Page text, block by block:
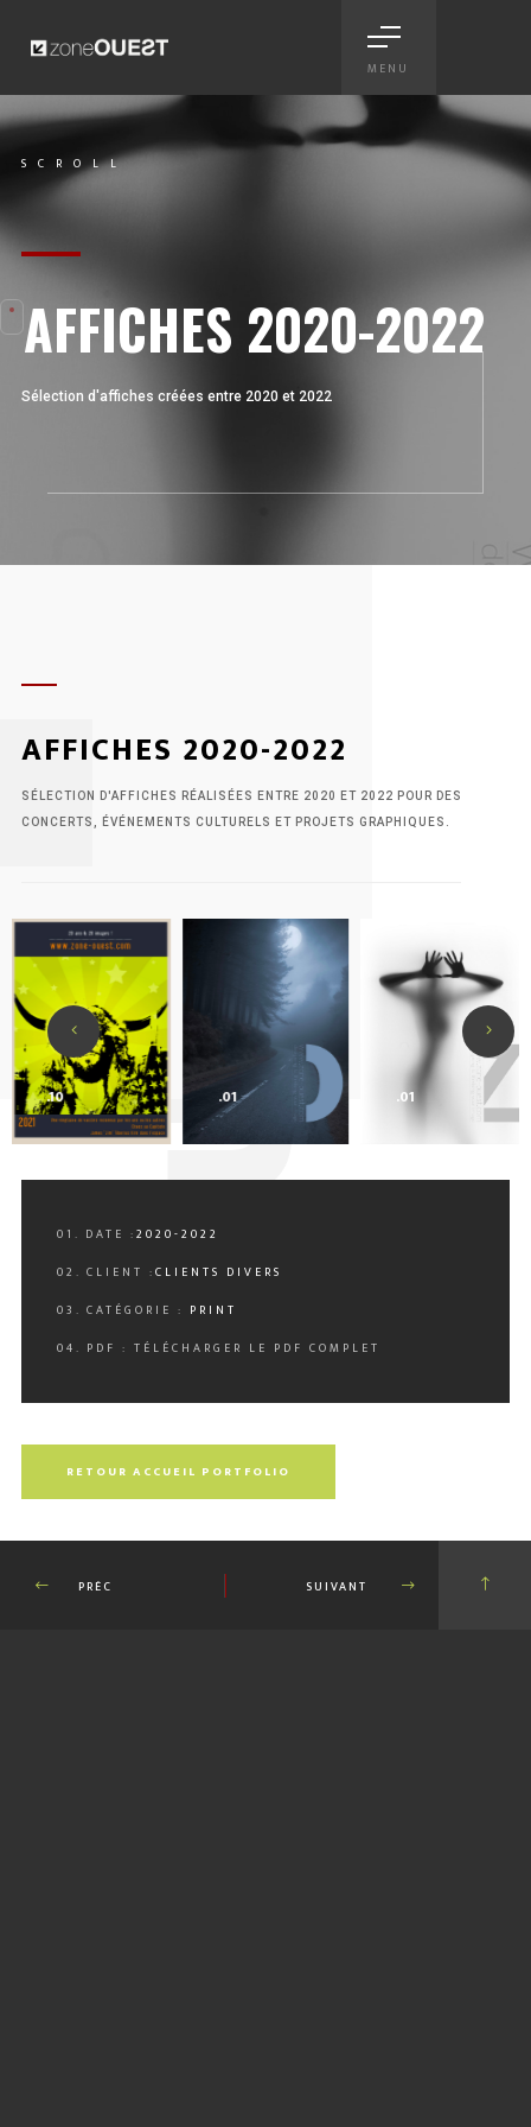
MENU
Affiches jazz 2020-2022 -
PRÉC SUIVANT
AFFICHES 2020-2022
Sélection d'affiches créées entre 2020 et 2022
SCROLL
AFFICHES 2020-2022
SÉLECTION D'AFFICHES RÉALISÉES ENTRE 2020 ET 2022 POUR DES
CONCERTS, ÉVÉNEMENTS CULTURELS ET PROJETS GRAPHIQUES.
.10 .01 .01
01. DATE :2020-2022
02. CLIENT :CLIENTS DIVERS
03. CATÉGORIE : PRINT
04. PDF : TÉLÉCHARGER LE PDF COMPLET
RETOUR ACCUEIL PORTFOLIO